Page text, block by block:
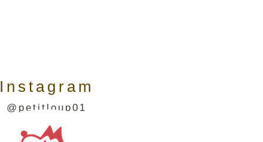
Instagram
@petitloup01